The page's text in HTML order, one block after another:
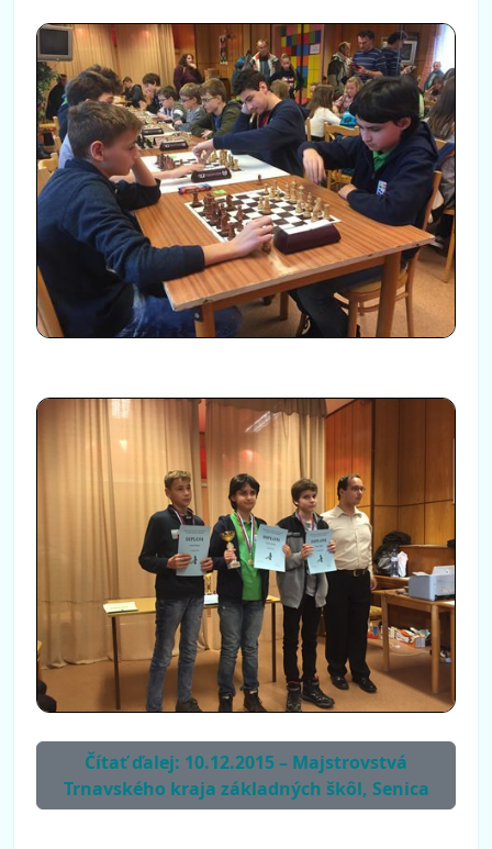
Čítať ďalej: 10.12.2015 – Majstrovstvá
Trnavského kraja základných škôl, Senica